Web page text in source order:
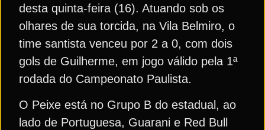
desta quinta-feira (16). Atuando sob os
olhares de sua torcida, na Vila Belmiro, o
time santista venceu por 2 a 0, com dois
gols de Guilherme, em jogo válido pela 1ª
rodada do Campeonato Paulista.
O Peixe está no Grupo B do estadual, ao
lado de Portuguesa, Guarani e Red Bull